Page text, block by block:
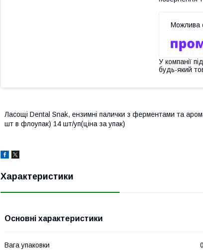
У компанії
будь-який
Ласощі Dental Snak, ензимні палички з ферментами та
шт в флоупак) 14 шт/уп(ціна за упак)
Характеристики
Основні характеристики
Вага упаковки